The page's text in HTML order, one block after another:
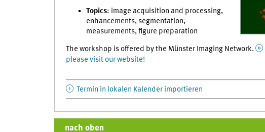
Topics: image acquisition and processing,
enhancements, segmentation,
measurements, figure preparation
The workshop is offered by the Münster Imaging Network.
please visit our website!
Termin in lokalen Kalender importieren
nach oben